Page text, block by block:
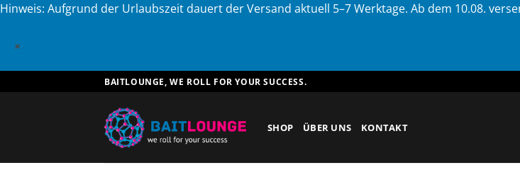
Hinweis: Aufgrund der Urlaubszeit dauert der Versand aktuell 5–7 Werktage. Ab dem 10.08.
×
Inhalt
BAITLOUNGE, WE ROLL FOR YOUR SUCCESS.
SHOP ÜBER UNS KONTAKT